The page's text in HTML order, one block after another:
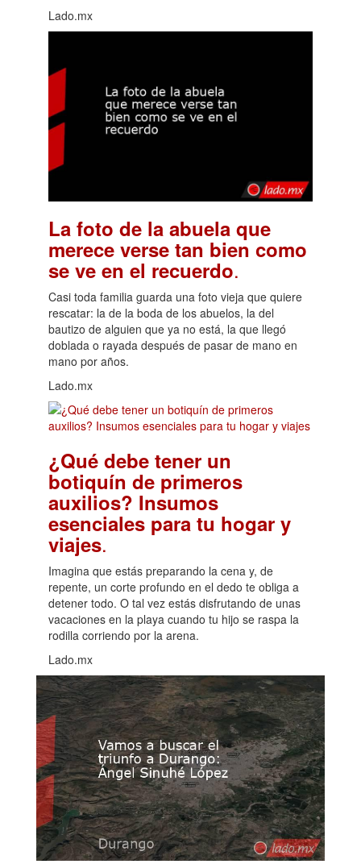
Lado.mx
La foto de la abuela que
merece verse tan bien como
se ve en el recuerdo.
Casi toda familia guarda una foto vieja que quiere
rescatar: la de la boda de los abuelos, la del
bautizo de alguien que ya no está, la que llegó
doblada o rayada después de pasar de mano en
mano por años.
Lado.mx
¿Qué debe tener un
botiquín de primeros
auxilios? Insumos
esenciales para tu hogar y
viajes.
Imagina que estás preparando la cena y, de
repente, un corte profundo en el dedo te obliga a
detener todo. O tal vez estás disfrutando de unas
vacaciones en la playa cuando tu hijo se raspa la
rodilla corriendo por la arena.
Lado.mx